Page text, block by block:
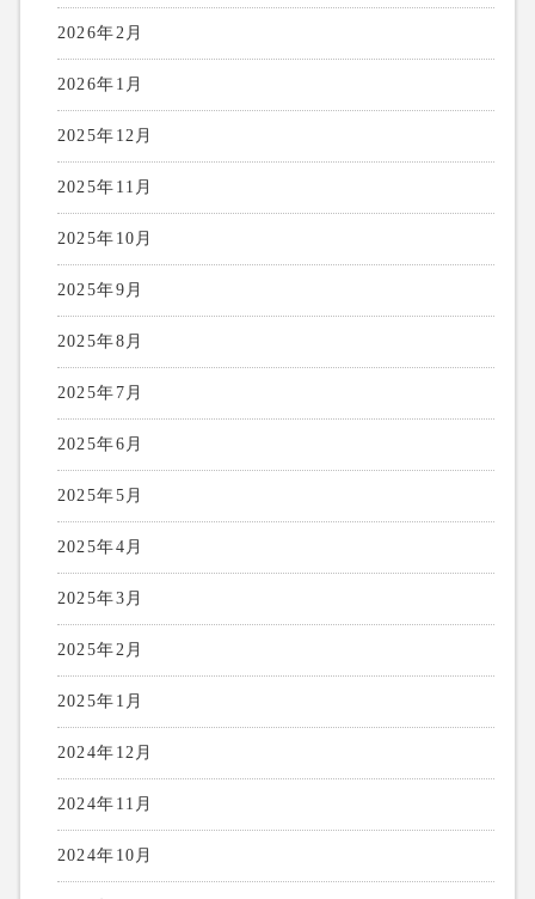
2026年2月
2026年1月
2025年12月
2025年11月
2025年10月
2025年9月
2025年8月
2025年7月
2025年6月
2025年5月
2025年4月
2025年3月
2025年2月
2025年1月
2024年12月
2024年11月
2024年10月